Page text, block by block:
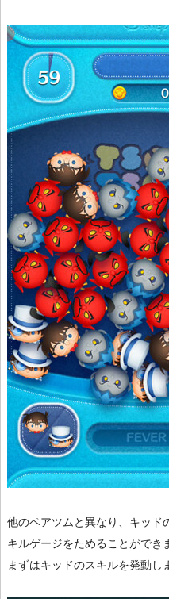
他のペアツムと異なり、キッド
キルゲージをためることができ
まずはキッドのスキルを発動し